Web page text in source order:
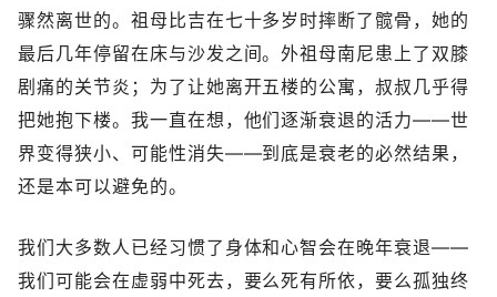
骤然离世的。祖母比吉在七十多岁时摔断了髋骨，她的
最后几年停留在床与沙发之间。外祖母南尼患上了双膝
剧痛的关节炎；为了让她离开五楼的公寓，叔叔几乎得
把她抱下楼。我一直在想，他们逐渐衰退的活力——世
界变得狭小、可能性消失——到底是衰老的必然结果，
还是本可以避免的。
我们大多数人已经习惯了身体和心智会在晚年衰退——
我们可能会在虚弱中死去，要么死有所依，要么孤独终